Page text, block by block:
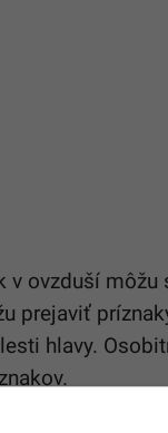
ovzduší môžu
prejaviť
hlavy.